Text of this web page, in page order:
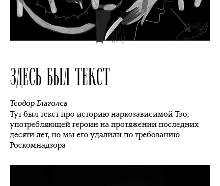
ЗДЕСЬ БЫЛ ТЕКСТ
Теодор Глаголев
Тут был текст про историю наркозависимой Тэо,
употребляющей героин на протяжении последних
десяти лет, но мы его удалили по требованию
Роскомнадзора